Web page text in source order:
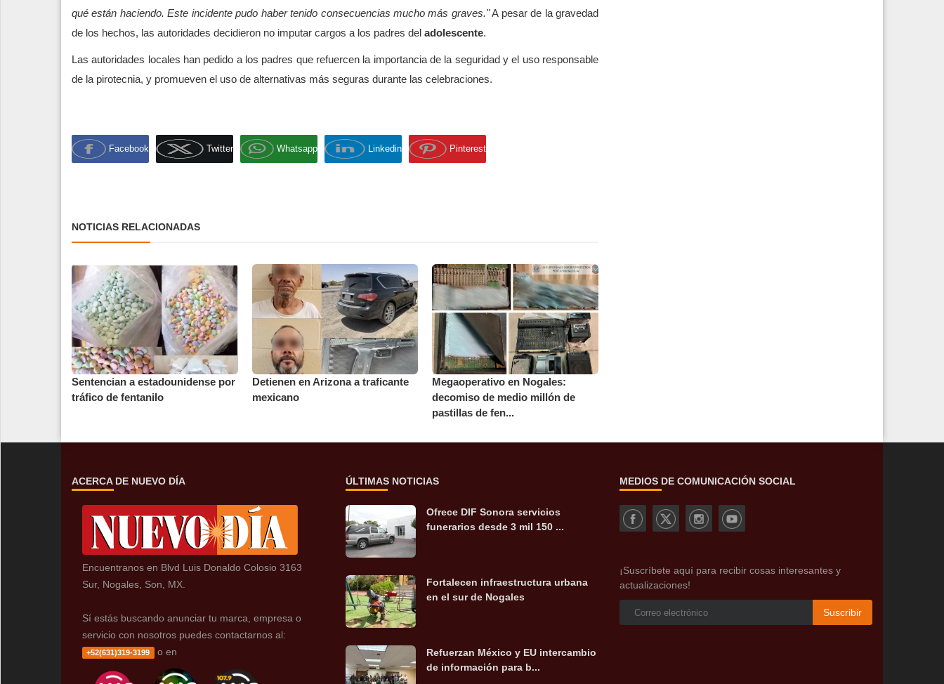
qué están haciendo. Este incidente pudo haber tenido consecuencias mucho más graves."A pesar de la gravedad
de los hechos, las autoridades decidieron no imputar cargos a los padres del adolescente.
Las autoridades locales han pedido a los padres que refuercen la importancia de la seguridad y el uso responsable
de la pirotecnia, y promueven el uso de alternativas más seguras durante las celebraciones.
Facebook Twitter Whatsapp Linkedin Pinterest
NOTICIAS RELACIONADAS
Sentencian a estadounidense por
tráfico de fentanilo
Detienen en Arizona a traficante
mexicano
Megaoperativo en Nogales:
decomiso de medio millón de
pastillas de fen...
ACERCA DE NUEVO DÍA
Encuentranos en Blvd Luis Donaldo Colosio 3163
Sur, Nogales, Son, MX.
Sí estás buscando anunciar tu marca, empresa o
servicio con nosotros puedes contactarnos al:
+52(631)319-3199 o en
ÚLTIMAS NOTICIAS
Ofrece DIF Sonora servicios
funerarios desde 3 mil 150 ...
Fortalecen infraestructura urbana
en el sur de Nogales
Refuerzan México y EU intercambio
de información para b...
MEDIOS DE COMUNICACIÓN SOCIAL
¡Suscríbete aquí para recibir cosas interesantes y
actualizaciones!
Suscribir